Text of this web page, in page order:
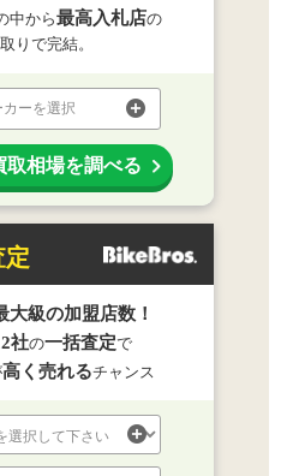
中から最高入札店の
りで完結。
ーを選択
取相場を調べる
定
大級の加盟店数！
社の一括査定で
高く売れるチャンス